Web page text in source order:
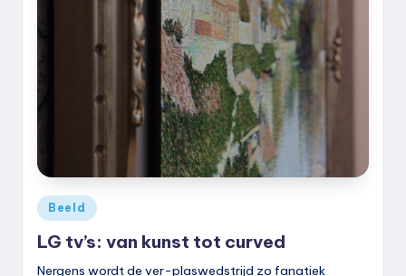
Geplaatst
in
Beeld
LG tv’s: van kunst tot curved
Nergens wordt de ver-plaswedstrijd zo fanatiek